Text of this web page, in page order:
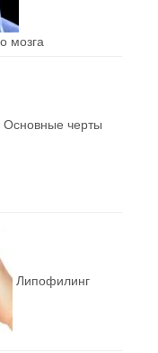
мозга
Основные черты
Липофилинг